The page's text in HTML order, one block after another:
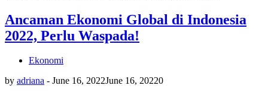
Ancaman Ekonomi Global di Indonesia
2022, Perlu Waspada!
Ekonomi
by adriana - June 16, 2022June 16, 20220